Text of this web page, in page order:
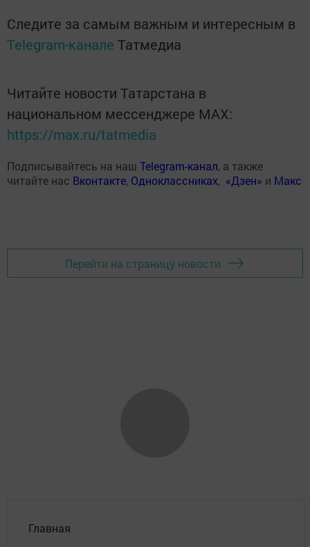
Следите за самым важным и интересным в
Telegram-канале Татмедиа
Читайте новости Татарстана в
национальном мессенджере MАХ:
https://max.ru/tatmedia
Подписывайтесь на наш Telegram-канал, а также
читайте нас Вконтакте, Одноклассниках, «Дзен» и Макс
Перейти на страницу новости
Главная